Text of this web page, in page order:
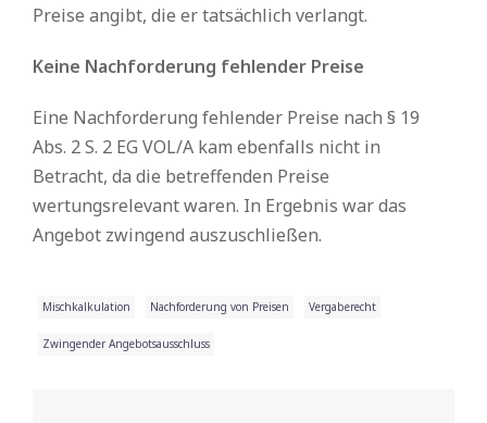
Preise angibt, die er tatsächlich verlangt.
Keine Nachforderung fehlender Preise
Eine Nachforderung fehlender Preise nach § 19
Abs. 2 S. 2 EG VOL/A kam ebenfalls nicht in
Betracht, da die betreffenden Preise
wertungsrelevant waren. In Ergebnis war das
Angebot zwingend auszuschließen.
Mischkalkulation Nachforderung von Preisen Vergaberecht
Zwingender Angebotsausschluss